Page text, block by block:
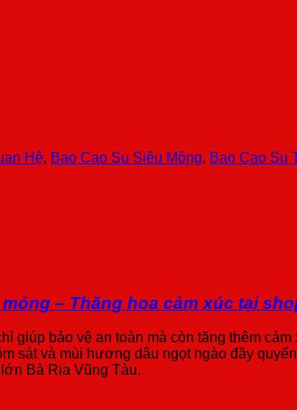
Hệ, Bao Cao Su Siêu Mỏng, Bao Cao Su
– Thăng hoa cảm xúc tại
giúp bảo vệ an toàn mà còn tăng thêm
sát và mùi hương dâu ngọt ngào đầy
Bà Rịa Vũng Tàu.